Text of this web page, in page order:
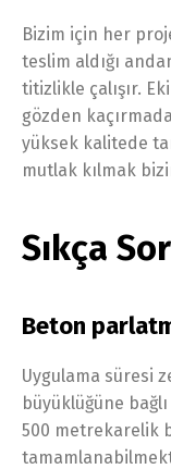
Bizim için her
teslim aldığı
titizlikle çalışır.
gözden
yüksek kalitede
mutlak kılmak
Sıkça
Beton
Uygulama süresi
büyüklüğüne
500 metrekarelik